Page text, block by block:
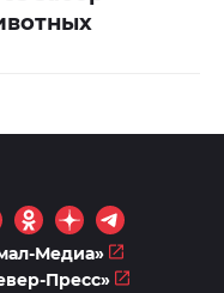
Медиа»
Пресс»